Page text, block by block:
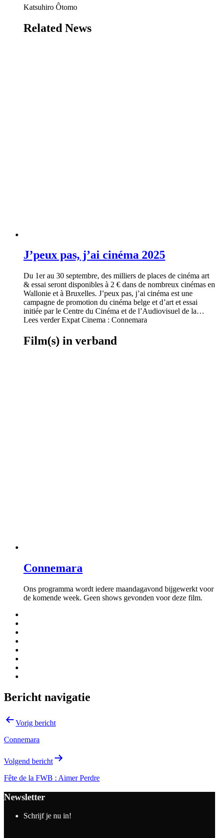
Katsuhiro Ôtomo
Related News
J’peux pas, j’ai cinéma 2025
Du 1er au 30 septembre, des milliers de places de cinéma art
& essai seront disponibles à 2 € dans de nombreux cinémas en
Wallonie et à Bruxelles. J’peux pas, j’ai cinéma est une
campagne de promotion du cinéma belge et d’art et essai
initiée par le Centre du Cinéma et de l’Audiovisuel de la…
Lees verder Expat Cinema : Connemara
Film(s) in verband
Connemara
Ons programma wordt iedere maandagavond bijgewerkt voor
de komende week. Geen shows gevonden voor deze film.
Bericht navigatie
Vorig bericht
Connemara
Volgend bericht
Fête de la FWB : Aimer Perdre
Newsletter
Schrijf je nu in!